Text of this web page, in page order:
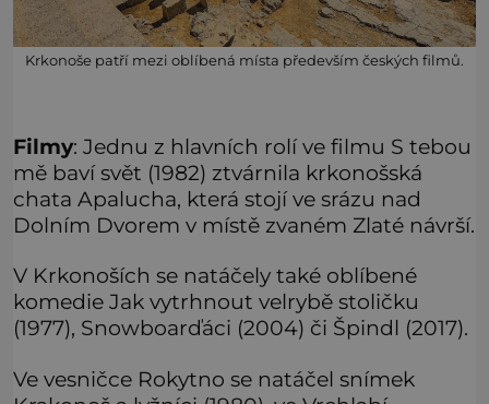
Krkonoše patří mezi oblíbená místa především českých filmů.
Filmy: Jednu z hlavních rolí ve filmu S tebou
mě baví svět (1982) ztvárnila krkonošská
chata Apalucha, která stojí ve srázu nad
Dolním Dvorem v místě zvaném Zlaté návrší.
V Krkonoších se natáčely také oblíbené
komedie Jak vytrhnout velrybě stoličku
(1977), Snowboarďáci (2004) či Špindl (2017).
Ve vesničce Rokytno se natáčel snímek